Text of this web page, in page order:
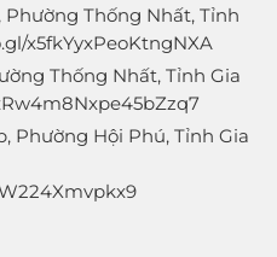
Phường Thống Nhất, Tỉnh
x5fkYyxPeoKtngNXA
Thống Nhất, Tỉnh Gia
Phường Hội Phú, Tỉnh Gia